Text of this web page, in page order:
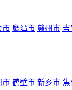
市 鹰潭市 赣州市 吉
市 鹤壁市 新乡市 焦